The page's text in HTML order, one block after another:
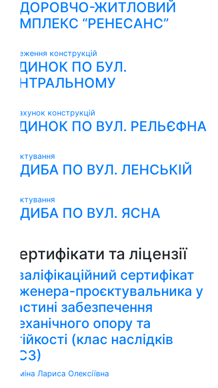
ЖИТЛОВИЙ
“РЕНЕСАНС”
конструкцій
ПО БУЛ.
конструкцій
ПО ВУЛ. РЕЛЬЄФНА
ПО ВУЛ. ЛЕНСЬКІЙ
ПО ВУЛ. ЯСНА
та ліцензії
сертифікат
проєктувальника у
забезпечення
опору та
(клас наслідків
Лариса Олексіївна